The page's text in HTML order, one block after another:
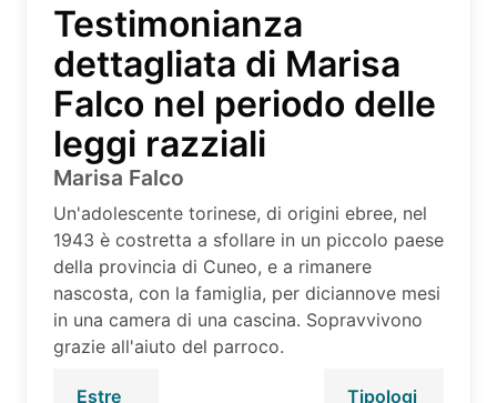
Testimonianza
dettagliata di Marisa
Falco nel periodo delle
leggi razziali
Marisa Falco
Un'adolescente torinese, di origini ebree, nel
1943 è costretta a sfollare in un piccolo paese
della provincia di Cuneo, e a rimanere
nascosta, con la famiglia, per diciannove mesi
in una camera di una cascina. Sopravvivono
grazie all'aiuto del parroco.
Estre
Tipologi